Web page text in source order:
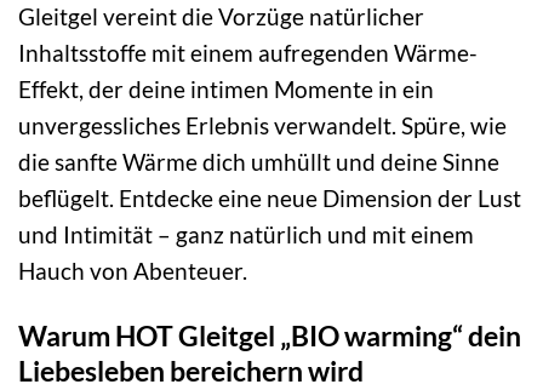
Gleitgel vereint die Vorzüge natürlicher
Inhaltsstoffe mit einem aufregenden Wärme-
Effekt, der deine intimen Momente in ein
unvergessliches Erlebnis verwandelt. Spüre, wie
die sanfte Wärme dich umhüllt und deine Sinne
beflügelt. Entdecke eine neue Dimension der Lust
und Intimität – ganz natürlich und mit einem
Hauch von Abenteuer.
Warum HOT Gleitgel „BIO warming“ dein
Liebesleben bereichern wird